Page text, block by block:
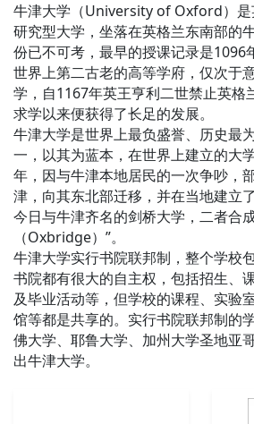
牛津大学（University of Oxford）是
研究型大学，坐落在英格兰东南部的
份已不可考，最早的授课记录是1096
世界上第二古老的高等学府，仅次于
学，自1167年英王亨利二世禁止英格
求学以来便获得了长足的发展。
牛津大学是世界上最负盛誉、历史最
一，以其为蓝本，在世界上建立的大
年，因与牛津本地居民的一次争吵，
津，向其东北部迁移，并在当地建
今日与牛津齐名的剑桥大学，二者合
（Oxbridge）”。
牛津大学实行书院联邦制，整个学校
书院都有很大的自主权，包括招生、
及毕业活动等，但学校的课程、实验
馆等都是共享的。实行书院联邦制的
佛大学、耶鲁大学、加州大学圣地亚
出牛津大学。